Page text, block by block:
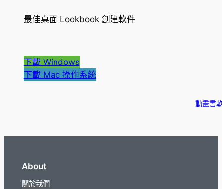
最佳桌面 Lookbook 創建軟件
下載 Windows
下載 Mac 操作系統
動畫書
About
關於我們